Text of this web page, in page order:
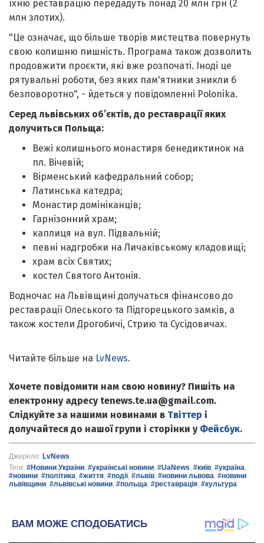
їхню реставрацію передадуть понад 20 млн грн (2
млн злотих).
"Це означає, що більше творів мистецтва повернуть
свою колишню пишність. Програма також дозволить
продовжити проєкти, які вже розпочаті. Іноді це
рятувальні роботи, без яких пам'ятники зникли б
безповоротно", - йдеться у повідомленні Polonika.
Серед львівських об’єктів, до реставрації яких
долучиться Польща:
Вежі колишнього монастиря бенедиктинок на
пл. Вічевій;
Вірменський кафедральний собор;
Латинська катедра;
Монастир домініканців;
Гарнізонний храм;
каплиця на вул. Підвальній;
певні надгробки на Личаківському кладовищі;
храм всіх Святих;
костел Святого Антонія.
Водночас на Львівщині долучаться фінансово до
реставрації Олеського та Підгорецького замків, а
також костели Дрогобичі, Стрию та Сусідовичах.
Читайте більше на LvNews.
Хочете повідомити нам свою новину? Пишіть на
електронну адресу tenews.te.ua@gmail.com.
Слідкуйте за нашими новинами в Твіттер і
долучайтеся до нашої групи і сторінки у Фейсбук.
Джерело: LvNews
Теги: #Новини України, #українські новини, #UaNews, #київ, #україна,
#новини, #політика, #життя, #події, #львів, #новини львова, #новини
львівщини, #львівські новини, #польща, #реставрація, #культура